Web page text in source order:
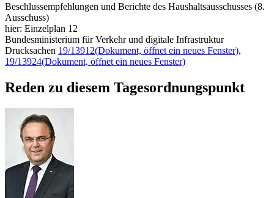
Beschlussempfehlungen und Berichte des Haushaltsausschusses (8.
Ausschuss)
hier: Einzelplan 12
Bundesministerium für Verkehr und digitale Infrastruktur
Drucksachen 19/13912(Dokument, öffnet ein neues Fenster),
19/13924(Dokument, öffnet ein neues Fenster)
Reden zu diesem Tagesordnungspunkt